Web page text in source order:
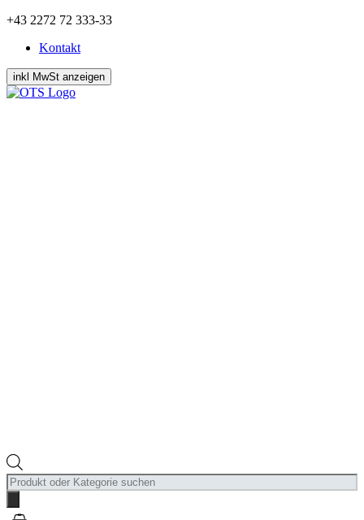
Zum
springen
+43 2272 72 333-33
Kontakt
Products
search